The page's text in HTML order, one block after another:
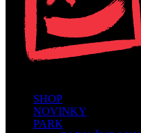
SHOP
NOVINKY
PARK